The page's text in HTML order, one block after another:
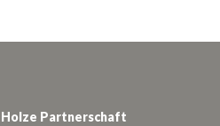
Partnerschaft